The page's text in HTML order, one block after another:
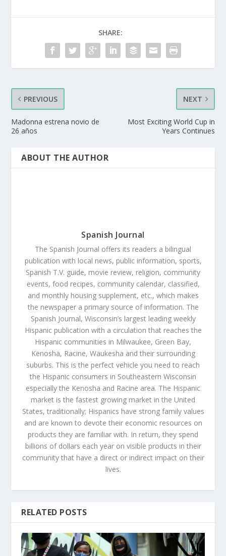
SHARE:
PREVIOUS
Madonna estrena novio de
26 años
NEXT
Most Exciting World Cup in
Years Continues
ABOUT THE AUTHOR
Spanish Journal
The Spanish Journal offers its readers a bilingual
publication with local news, public information, sports,
Spanish T.V. guide, movie review, religion, community
events, food recipes, community calendar, classified,
and monthly housing supplement, etc., which makes
the newspaper a primary source of information. The
Spanish Journal, Wisconsin’s largest leading weekly
Hispanic publication with a circulation that reaches the
Hispanic communities in Milwaukee, Green Bay,
Kenosha, Racine, Waukesha and their surrounding
suburbs. This is the perfect vehicle you need to reach
the Hispanic consumers in Southeastern Wisconsin
especially the Kenosha and Racine area. The Hispanic
market is the fastest growing market in the United
States, traditionally; Hispanics have strong family values
and are known to devote their economic resources on
products they are familiar with. In return, they spend
billions of dollars each year on visible products in their
community that have a direct or indirect impact on their
lives.
RELATED POSTS